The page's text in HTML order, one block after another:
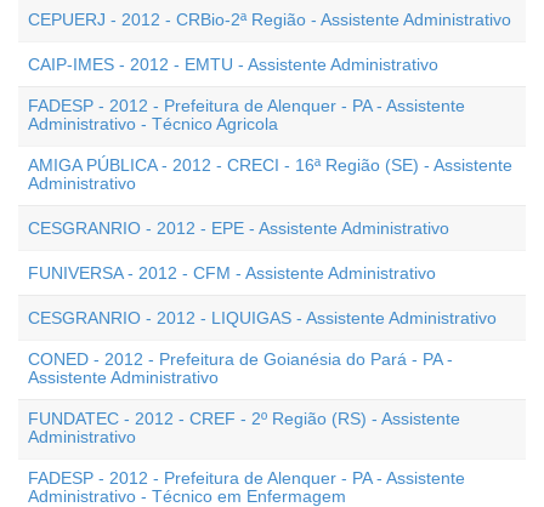
CEPUERJ - 2012 - CRBio-2ª Região - Assistente Administrativo
CAIP-IMES - 2012 - EMTU - Assistente Administrativo
FADESP - 2012 - Prefeitura de Alenquer - PA - Assistente
Administrativo - Técnico Agricola
AMIGA PÚBLICA - 2012 - CRECI - 16ª Região (SE) - Assistente
Administrativo
CESGRANRIO - 2012 - EPE - Assistente Administrativo
FUNIVERSA - 2012 - CFM - Assistente Administrativo
CESGRANRIO - 2012 - LIQUIGAS - Assistente Administrativo
CONED - 2012 - Prefeitura de Goianésia do Pará - PA -
Assistente Administrativo
FUNDATEC - 2012 - CREF - 2º Região (RS) - Assistente
Administrativo
FADESP - 2012 - Prefeitura de Alenquer - PA - Assistente
Administrativo - Técnico em Enfermagem